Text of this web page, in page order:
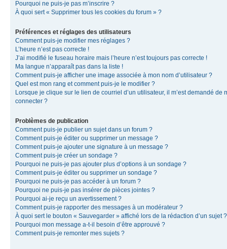
Pourquoi ne puis-je pas m’inscrire ?
À quoi sert « Supprimer tous les cookies du forum » ?
Préférences et réglages des utilisateurs
Comment puis-je modifier mes réglages ?
L’heure n’est pas correcte !
J’ai modifié le fuseau horaire mais l’heure n’est toujours pas correcte !
Ma langue n’apparaît pas dans la liste !
Comment puis-je afficher une image associée à mon nom d’utilisateur ?
Quel est mon rang et comment puis-je le modifier ?
Lorsque je clique sur le lien de courriel d’un utilisateur, il m’est demandé de
connecter ?
Problèmes de publication
Comment puis-je publier un sujet dans un forum ?
Comment puis-je éditer ou supprimer un message ?
Comment puis-je ajouter une signature à un message ?
Comment puis-je créer un sondage ?
Pourquoi ne puis-je pas ajouter plus d’options à un sondage ?
Comment puis-je éditer ou supprimer un sondage ?
Pourquoi ne puis-je pas accéder à un forum ?
Pourquoi ne puis-je pas insérer de pièces jointes ?
Pourquoi ai-je reçu un avertissement ?
Comment puis-je rapporter des messages à un modérateur ?
À quoi sert le bouton « Sauvegarder » affiché lors de la rédaction d’un sujet ?
Pourquoi mon message a-t-il besoin d’être approuvé ?
Comment puis-je remonter mes sujets ?